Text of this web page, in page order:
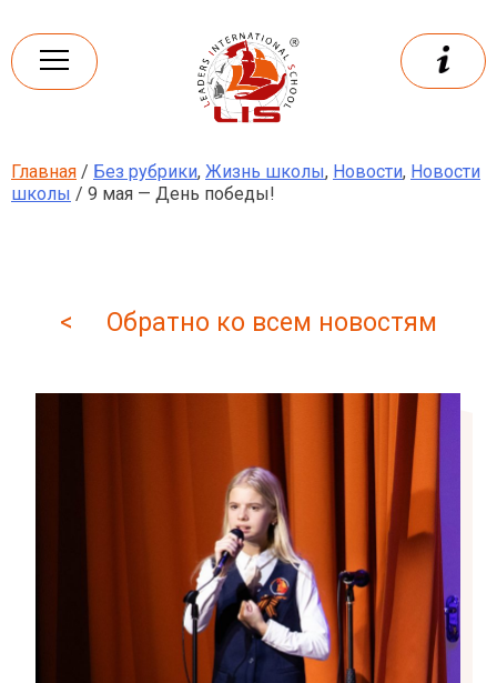
content
Leaders
International school
Главная / Без рубрики, Жизнь школы, Новости, Новости
школы / 9 мая — День победы!
< Обратно ко всем новостям